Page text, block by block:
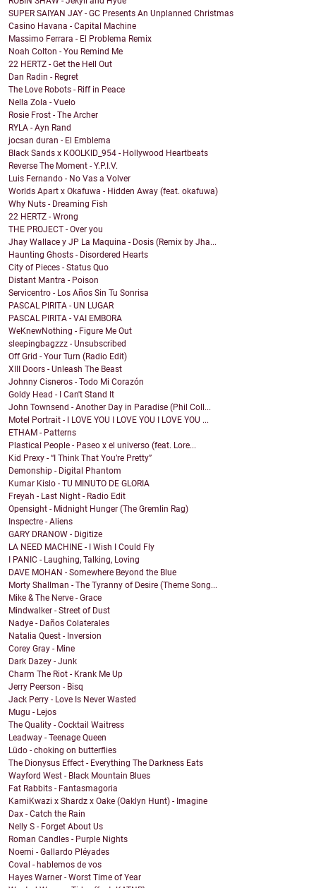
SUPER SAIYAN JAY - GC Presents An Unplanned Christmas
Casino Havana - Capital Machine
Massimo Ferrara - El Problema Remix
Noah Colton - You Remind Me
22 HERTZ - Get the Hell Out
Dan Radin - Regret
The Love Robots - Riff in Peace
Nella Zola - Vuelo
Rosie Frost - The Archer
RYLA - Ayn Rand
jocsan duran - El Emblema
Black Sands x KOOLKID_954 - Hollywood Heartbeats
Reverse The Moment - Y.P.I.V.
Luis Fernando - No Vas a Volver
Worlds Apart x Okafuwa - Hidden Away (feat. okafuwa)
Why Nuts - Dreaming Fish
22 HERTZ - Wrong
THE PROJECT - Over you
Jhay Wallace y JP La Maquina - Dosis (Remix by Jha...
Haunting Ghosts - Disordered Hearts
City of Pieces - Status Quo
Distant Mantra - Poison
Servicentro - Los Años Sin Tu Sonrisa
PASCAL PIRITA - UN LUGAR
PASCAL PIRITA - VAI EMBORA
WeKnewNothing - Figure Me Out
sleepingbagzzz - Unsubscribed
Off Grid - Your Turn (Radio Edit)
XIII Doors - Unleash The Beast
Johnny Cisneros - Todo Mi Corazón
Goldy Head - I Can't Stand It
John Townsend - Another Day in Paradise (Phil Coll...
Motel Portrait - I LOVE YOU I LOVE YOU I LOVE YOU ...
ETHAM - Patterns
Plastical People - Paseo x el universo (feat. Lore...
Kid Prexy - “I Think That You’re Pretty”
Demonship - Digital Phantom
Kumar Kislo - TU MINUTO DE GLORIA
Freyah - Last Night - Radio Edit
Opensight - Midnight Hunger (The Gremlin Rag)
Inspectre - Aliens
GARY DRANOW - Digitize
LA NEED MACHINE - I Wish I Could Fly
I PANIC - Laughing, Talking, Loving
DAVE MOHAN - Somewhere Beyond the Blue
Morty Shallman - The Tyranny of Desire (Theme Song...
Mike & The Nerve - Grace
Mindwalker - Street of Dust
Nadye - Daños Colaterales
Natalia Quest - Inversion
Corey Gray - Mine
Dark Dazey - Junk
Charm The Riot - Krank Me Up
Jerry Peerson - Bisq
Jack Perry - Love Is Never Wasted
Mugu - Lejos
The Quality - Cocktail Waitress
Leadway - Teenage Queen
Lüdo - choking on butterflies
The Dionysus Effect - Everything The Darkness Eats
Wayford West - Black Mountain Blues
Fat Rabbits - Fantasmagoria
KamiKwazi x Shardz x Oake (Oaklyn Hunt) - Imagine
Dax - Catch the Rain
Nelly S - Forget About Us
Roman Candles - Purple Nights
Noemi - Gallardo Pléyades
Coval - hablemos de vos
Hayes Warner - Worst Time of Year